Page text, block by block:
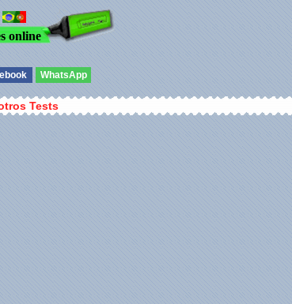
online
WhatsApp
Tests